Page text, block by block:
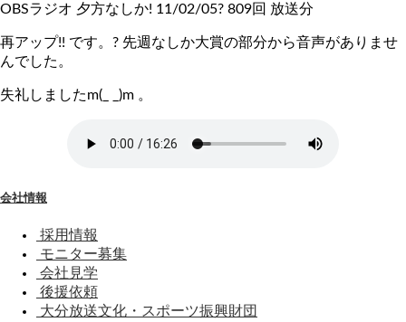
OBSラジオ 夕方なしか! 11/02/05? 809回 放送分
再アップ!! です。? 先週なしか大賞の部分から音声がありませ
んでした。
失礼しましたm(_ _)m 。
会社情報
採用情報
モニター募集
会社見学
後援依頼
大分放送文化・スポーツ振興財団